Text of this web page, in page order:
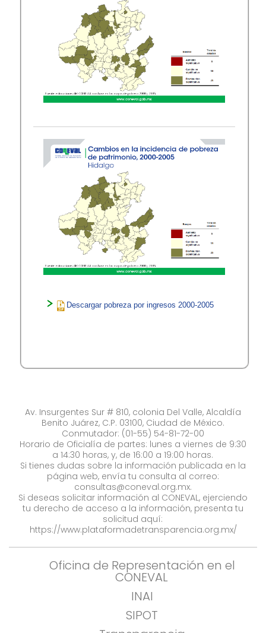
Descargar pobreza por ingresos 2000-2005
Av. Insurgentes Sur # 810, colonia Del Valle, Alcaldía
Benito Juárez, C.P. 03100, Ciudad de México.
Conmutador: (01-55) 54-81-72-00
Horario de Oficialía de partes: lunes a viernes de 9:30
a 14:30 horas, y, de 16:00 a 19:00 horas.
Si tienes dudas sobre la información publicada en la
página web, envía tu consulta al correo:
consultas@coneval.org.mx.
Si deseas solicitar información al CONEVAL, ejerciendo
tu derecho de acceso a la información, presenta tu
solicitud aquí:
https://www.plataformadetransparencia.org.mx/
Oficina de Representación en el
CONEVAL
INAI
SIPOT